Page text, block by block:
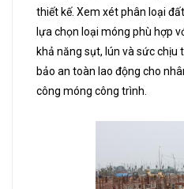
thiết kế. Xem xét phân loại
lựa chọn loại móng phù hợp
khả năng sụt, lún và sức
bảo an toàn lao động cho
công móng công trình.